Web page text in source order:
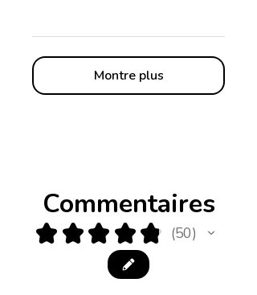
Montre plus
Commentaires
★ ★ ★ ★ ★ 50
50